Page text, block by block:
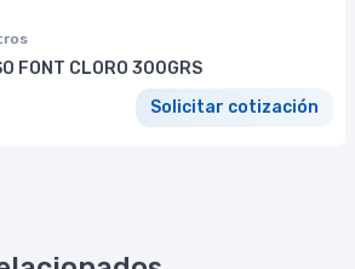
FONT CLORO 300GRS
Solicitar cotización